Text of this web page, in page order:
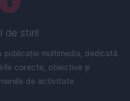
de stiri!
publicație multimedia, dedicată
corecte, obiective și
de activitate